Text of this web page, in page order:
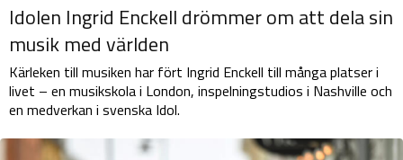
Idolen Ingrid Enckell drömmer om att dela sin
musik med världen
Kärleken till musiken har fört Ingrid Enckell till många platser i
livet – en musikskola i London, inspelningstudios i Nashville och
en medverkan i svenska Idol.